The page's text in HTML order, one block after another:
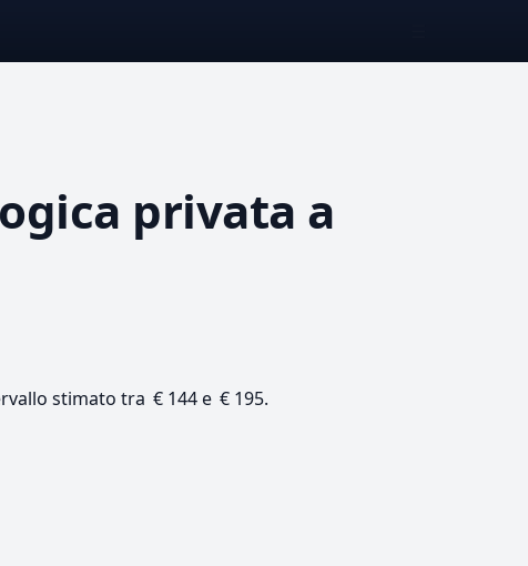
privata a
stimato tra € 144 e € 195.